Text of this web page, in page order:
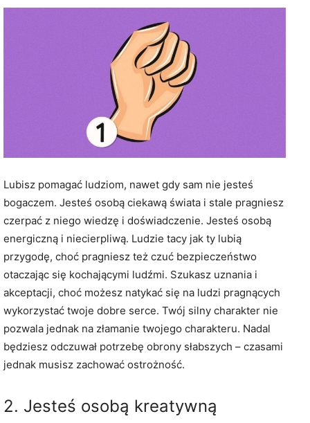
Lubisz pomagać ludziom, nawet gdy sam nie jesteś
bogaczem. Jesteś osobą ciekawą świata i stale pragniesz
czerpać z niego wiedzę i doświadczenie. Jesteś osobą
energiczną i niecierpliwą. Ludzie tacy jak ty lubią
przygodę, choć pragniesz też czuć bezpieczeństwo
otaczając się kochającymi ludźmi. Szukasz uznania i
akceptacji, choć możesz natykać się na ludzi pragnących
wykorzystać twoje dobre serce. Twój silny charakter nie
pozwala jednak na złamanie twojego charakteru. Nadal
będziesz odczuwał potrzebę obrony słabszych – czasami
jednak musisz zachować ostrożność.
2. Jesteś osobą kreatywną